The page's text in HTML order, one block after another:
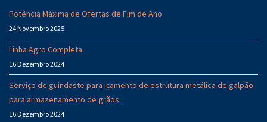
Potência Máxima de Ofertas de Fim de Ano
24 Novembro 2025
Linha Agro Completa
16 Dezembro 2024
Serviço de guindaste para içamento de estrutura metálica de galpão
para armazenamento de grãos.
16 Dezembro 2024